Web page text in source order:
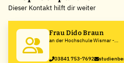
−
Dieser Kontakt hilft dir weiter
Frau Dido Braun
an der Hochschule Wismar -
03841 753-7692